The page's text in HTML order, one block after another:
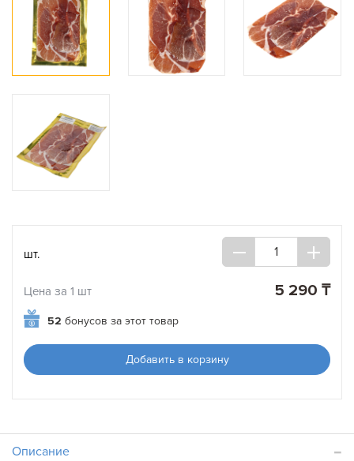
шт.
Цена за 1 шт 5 290 ₸
52 бонусов за этот товар
Добавить в корзину
Описание